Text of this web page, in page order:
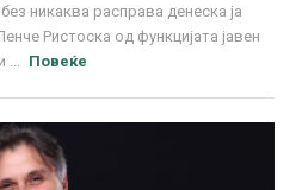
никаква расправа денеска ја
Ристоска од функцијата јавен
Повеќе